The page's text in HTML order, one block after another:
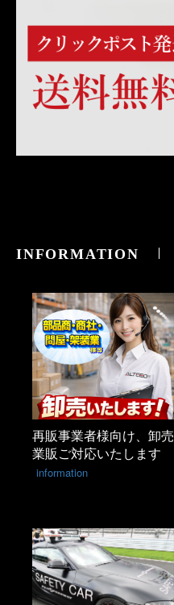
INFORMATION
再販事業者様向け、卸売
業販ご対応いたします
information